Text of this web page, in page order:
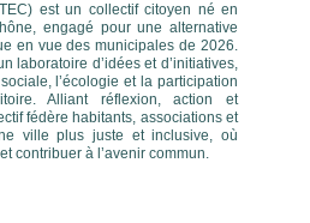
est un collectif citoyen né en
engagé pour une alternative
en vue des municipales de 2026.
laboratoire d’idées et d’initiatives,
l’écologie et la participation
Alliant réflexion, action et
fédère habitants, associations et
ville plus juste et inclusive, où
contribuer à l’avenir commun.